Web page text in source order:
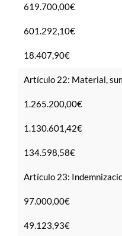
619.700,00€
601.292,10€
18.407,90€
Artículo 22: Material,
1.265.200,00€
1.130.601,42€
134.598,58€
Artículo 23:
97.000,00€
49.123,93€